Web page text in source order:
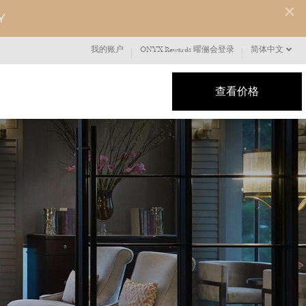
我的账户 ONYX Rewards 曜俪会登录 简体中文
查看价格